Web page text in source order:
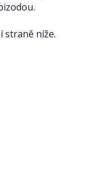
straně níže.